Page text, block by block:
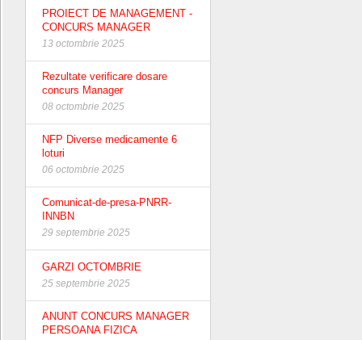
PROIECT DE MANAGEMENT -
CONCURS MANAGER
13 octombrie 2025
Rezultate verificare dosare
concurs Manager
08 octombrie 2025
NFP Diverse medicamente 6
loturi
06 octombrie 2025
Comunicat-de-presa-PNRR-
INNBN
29 septembrie 2025
GARZI OCTOMBRIE
25 septembrie 2025
ANUNT CONCURS MANAGER
PERSOANA FIZICA